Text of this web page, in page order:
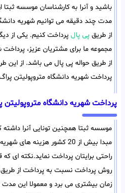
باشید و آنرا به کارشناسان موسسه
مدت چند دقیقه می توانیم شهریه
از طریق پی پال پرداخت کنیم. یکی از
مجموعه ما برای مشتریان عزیز، پرداخت
از طریق حواله پی پال می باشد. از این
پرداخت شهریه دانشگاه متروپولیتن
پرداخت شهریه دانشگاه
موسسه ثبتا همچنین تونایی آنرا
مبدا بیش از 20 کشور هزینه
راحتی برایتان پرداخت نماید.نکته ای
روش پرداخت نسبت به پرداخت از طریق